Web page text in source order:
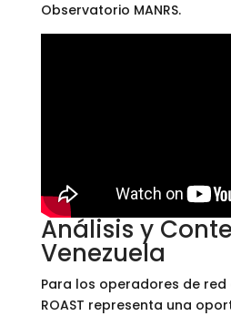
Observatorio MANRS.
Análisis y
Venezuela
Para los operadores de red
ROAST representa una